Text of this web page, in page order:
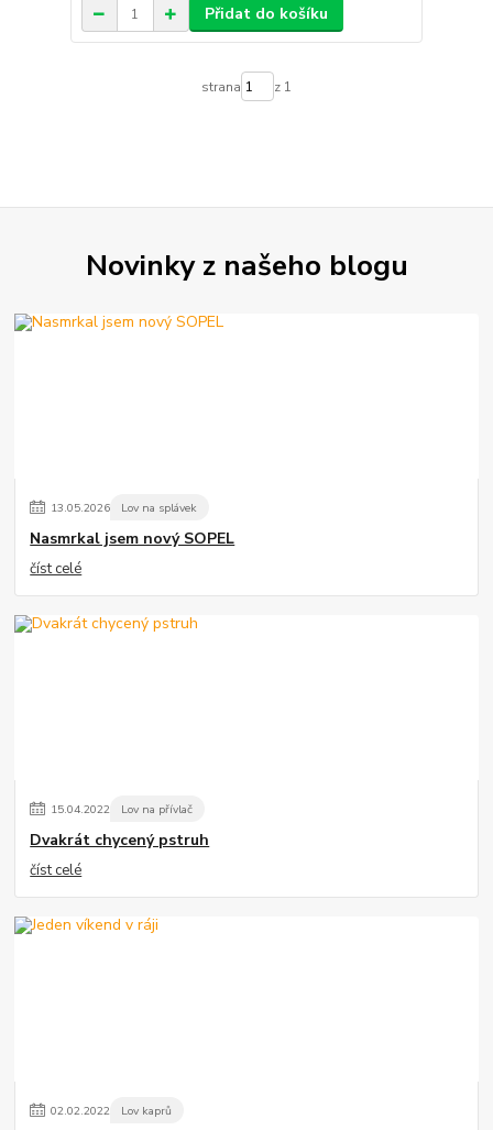
Přidat do košíku
strana z 1
Novinky z našeho blogu
13.05.2026 Lov na splávek
Nasmrkal jsem nový SOPEL
číst celé
15.04.2022 Lov na přívlač
Dvakrát chycený pstruh
číst celé
02.02.2022 Lov kaprů